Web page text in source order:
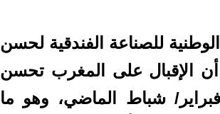
للصناعة الفندقية لحسن
أن الإقبال على المغرب تحسن
شباط الماضي، وهو ما